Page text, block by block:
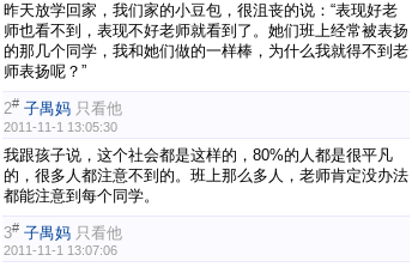
昨天放学回家，我们家的小豆包，很沮丧的说：“表现好老
师也看不到，表现不好老师就看到了。她们班上经常被表扬
的那几个同学，我和她们做的一样棒，为什么我就得不到老
师表扬呢？”
2# 子禺妈 只看他
2011-11-1 13:05:30
我跟孩子说，这个社会都是这样的，80%的人都是很平凡
的，很多人都注意不到的。班上那么多人，老师肯定没办法
都能注意到每个同学。
3# 子禺妈 只看他
2011-11-1 13:07:06